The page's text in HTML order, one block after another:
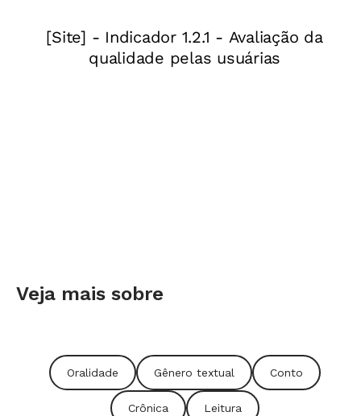
Nos textos opinativos, o conteúdo ganha relevo
Artigos e editoriais são, possivelmente, os
Pellegrini Paludo, em Nova Prata, a 180
quilômetros de Porto Alegre, realiza com os
A atividade começa com perguntas que possam
fornecer ideias sobre o tema e a opinião do
Veja mais sobre
Oralidade Gênero textual Conto
Crônica Leitura